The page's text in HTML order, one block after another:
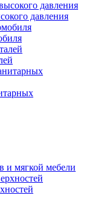
давления
и мягкой мебели